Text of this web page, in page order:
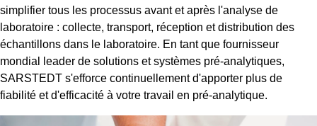
simplifier tous les processus avant et après l'analyse de
laboratoire : collecte, transport, réception et distribution des
échantillons dans le laboratoire. En tant que fournisseur
mondial leader de solutions et systèmes pré-analytiques,
SARSTEDT s'efforce continuellement d'apporter plus de
fiabilité et d'efficacité à votre travail en pré-analytique.